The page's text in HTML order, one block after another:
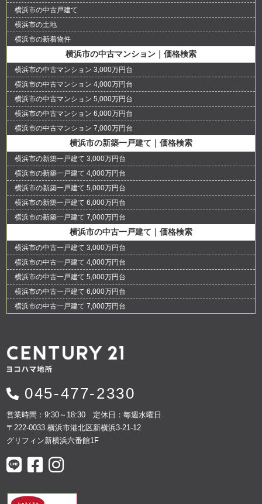
横浜市の中古戸建て
横浜市の土地
横浜市の新着物件
横浜市の中古マンション｜価格検索
横浜市の中古マンション 3,000万円台
横浜市の中古マンション 4,000万円台
横浜市の中古マンション 5,000万円台
横浜市の中古マンション 6,000万円台
横浜市の中古マンション 7,000万円台
横浜市の新築一戸建て｜価格検索
横浜市の新築一戸建て 3,000万円台
横浜市の新築一戸建て 4,000万円台
横浜市の新築一戸建て 5,000万円台
横浜市の新築一戸建て 6,000万円台
横浜市の新築一戸建て 7,000万円台
横浜市の中古一戸建て｜価格検索
横浜市の中古一戸建て 3,000万円台
横浜市の中古一戸建て 4,000万円台
横浜市の中古一戸建て 5,000万円台
横浜市の中古一戸建て 6,000万円台
横浜市の中古一戸建て 7,000万円台
045-477-2330
営業時間：9:30～18:30 定休日：毎週水曜日
〒222-0033 横浜市港北区新横浜3-21-12
グリフィン新横浜六番館1F